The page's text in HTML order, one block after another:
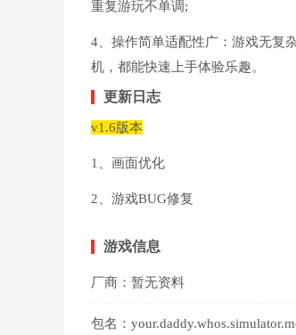
重复游玩不单调;
4、操作简单适配性广：游戏无复
机，都能快速上手体验乐趣。
更新日志
v1.6版本
1、画面优化
2、游戏BUG修复
游戏信息
厂商： 暂无资料
包名：